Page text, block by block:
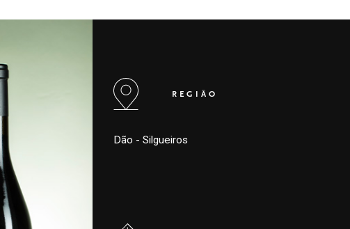
REGIÃO
Dão - Silgueiros